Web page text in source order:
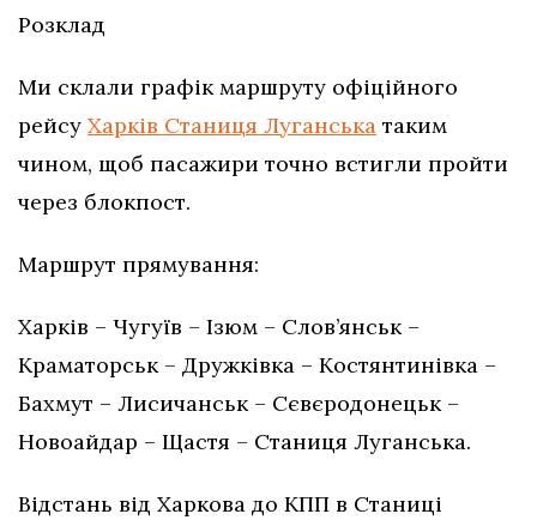
Розклад
Ми склали графік маршруту офіційного
рейсу Харків Станиця Луганська таким
чином, щоб пасажири точно встигли пройти
через блокпост.
Маршрут прямування:
Харків – Чугуїв – Ізюм – Слов’янськ –
Краматорськ – Дружківка – Костянтинівка –
Бахмут – Лисичанськ – Сєвєродонецьк –
Новоайдар – Щастя – Станиця Луганська.
Відстань від Харкова до КПП в Станиці